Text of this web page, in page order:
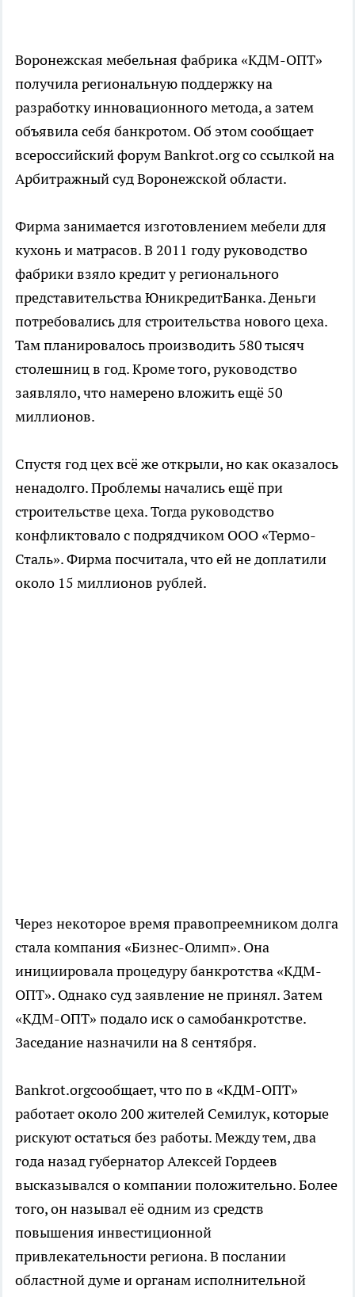
Воронежская мебельная фабрика «КДМ-ОПТ»
получила региональную поддержку на
разработку инновационного метода, а затем
объявила себя банкротом. Об этом сообщает
всероссийский форум Bankrot.org со ссылкой на
Арбитражный суд Воронежской области.
Фирма занимается изготовлением мебели для
кухонь и матрасов. В 2011 году руководство
фабрики взяло кредит у регионального
представительства ЮникредитБанка. Деньги
потребовались для строительства нового цеха.
Там планировалось производить 580 тысяч
столешниц в год. Кроме того, руководство
заявляло, что намерено вложить ещё 50
миллионов.
Спустя год цех всё же открыли, но как оказалось
ненадолго. Проблемы начались ещё при
строительстве цеха. Тогда руководство
конфликтовало с подрядчиком ООО «Термо-
Сталь». Фирма посчитала, что ей не доплатили
около 15 миллионов рублей.
Через некоторое время правопреемником долга
стала компания «Бизнес-Олимп». Она
инициировала процедуру банкротства «КДМ-
ОПТ». Однако суд заявление не принял. Затем
«КДМ-ОПТ» подало иск о самобанкротстве.
Заседание назначили на 8 сентября.
Bankrot.orgсообщает, что по в «КДМ-ОПТ»
работает около 200 жителей Семилук, которые
рискуют остаться без работы. Между тем, два
года назад губернатор Алексей Гордеев
высказывался о компании положительно. Более
того, он называл её одним из средств
повышения инвестиционной
привлекательности региона. В послании
областной думе и органам исполнительной